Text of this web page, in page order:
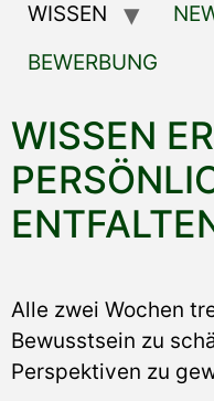
WISSEN
BEWERBUNG
WISSEN
Alle zwei Wochen
Bewusstsein zu
Perspektiven zu